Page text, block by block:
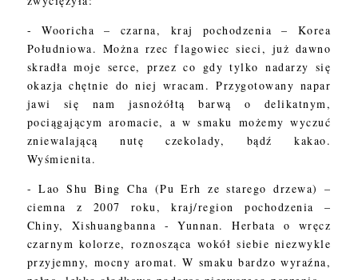
- Wooricha – czarna, kraj pochodzenia – Korea
Południowa. Można rzec flagowiec sieci, już dawno
skradła moje serce, przez co gdy tylko nadarzy się
okazja chętnie do niej wracam. Przygotowany napar
jawi się nam jasnożółtą barwą o delikatnym,
pociągającym aromacie, a w smaku możemy wyczuć
zniewalającą nutę czekolady, bądź kakao.
Wyśmienita.
- Lao Shu Bing Cha (Pu Erh ze starego drzewa) –
ciemna z 2007 roku, kraj/region pochodzenia –
Chiny, Xishuangbanna - Yunnan. Herbata o wręcz
czarnym kolorze, roznosząca wokół siebie niezwykle
przyjemny, mocny aromat. W smaku bardzo wyraźna,